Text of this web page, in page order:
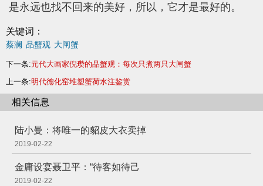
是永远也找不回来的美好，所以，它才是最好的。
关键词：
蔡澜 品蟹观 大闸蟹
下一条:元代大画家倪瓒的品蟹观：每次只煮两只大闸蟹
上一条:明代德化窑堆塑蟹荷水注鉴赏
相关信息
陆小曼：将唯一的貂皮大衣卖掉
2019-02-22
金庸设宴聂卫平：“待客如待己
2019-02-22